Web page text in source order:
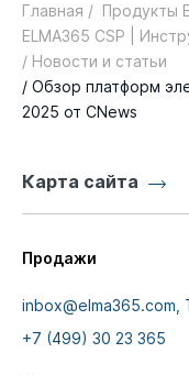
Главная / Продукты
ELMA365 CSP |
/ Новости и статьи
/ Обзор платформ
2025 от CNews
Карта сайта
Продажи
inbox@elma365.com,
+7 (499) 30 23 365